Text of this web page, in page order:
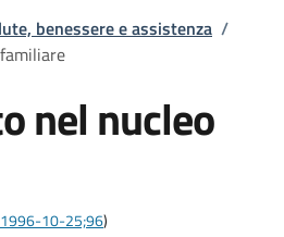
benessere e assistenza /
nel nucleo
10-25;96)